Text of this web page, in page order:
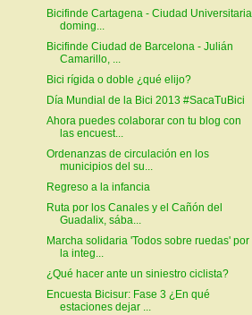
Bicifinde Cartagena - Ciudad Universitaria,
doming...
Bicifinde Ciudad de Barcelona - Julián
Camarillo, ...
Bici rígida o doble ¿qué elijo?
Día Mundial de la Bici 2013 #SacaTuBici
Ahora puedes colaborar con tu blog con
las encuest...
Ordenanzas de circulación en los
municipios del su...
Regreso a la infancia
Ruta por los Canales y el Cañón del
Guadalix, sába...
Marcha solidaria 'Todos sobre ruedas' por
la integ...
¿Qué hacer ante un siniestro ciclista?
Encuesta Bicisur: Fase 3 ¿En qué
estaciones dejar ...